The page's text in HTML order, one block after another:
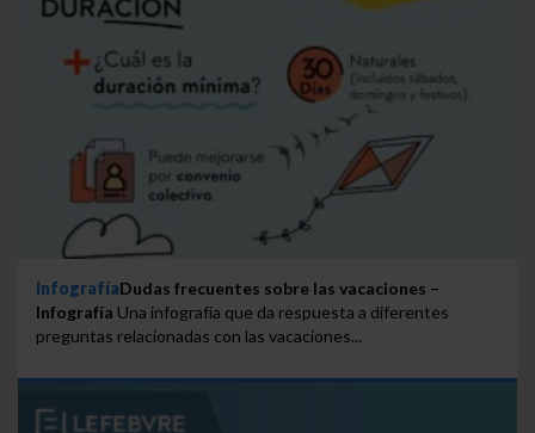
InfografíaDudas frecuentes sobre las vacaciones –
Infografía Una infografía que da respuesta a diferentes
preguntas relacionadas con las vacaciones...